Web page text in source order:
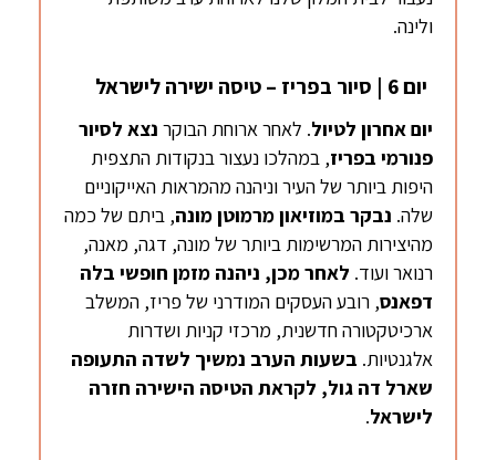
ולינה.
יום 6 | סיור בפריז – טיסה ישירה לישראל
יום אחרון לטיול. לאחר ארוחת הבוקר נצא לסיור
פנורמי בפריז, במהלכו נעצור בנקודות התצפית
היפות ביותר של העיר וניהנה מהמראות האייקוניים
שלה. נבקר במוזיאוןמרמוטןמונה, ביתם של כמה
מהיצירות המרשימות ביותר של מונה, דגה, מאנה,
רנואר ועוד. לאחר מכן, ניהנה מזמן חופשי בלה
דפאנס, רובע העסקים המודרני של פריז, המשלב
ארכיטקטורה חדשנית, מרכזי קניות ושדרות
אלגנטיות. בשעות הערב נמשיך לשדה התעופה
שארל דה גול, לקראת הטיסה הישירה חזרה
לישראל.